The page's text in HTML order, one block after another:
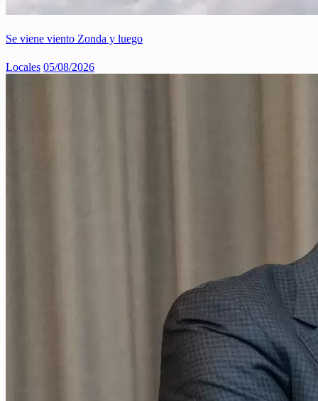
Se viene viento Zonda y luego
Locales 05/08/2026